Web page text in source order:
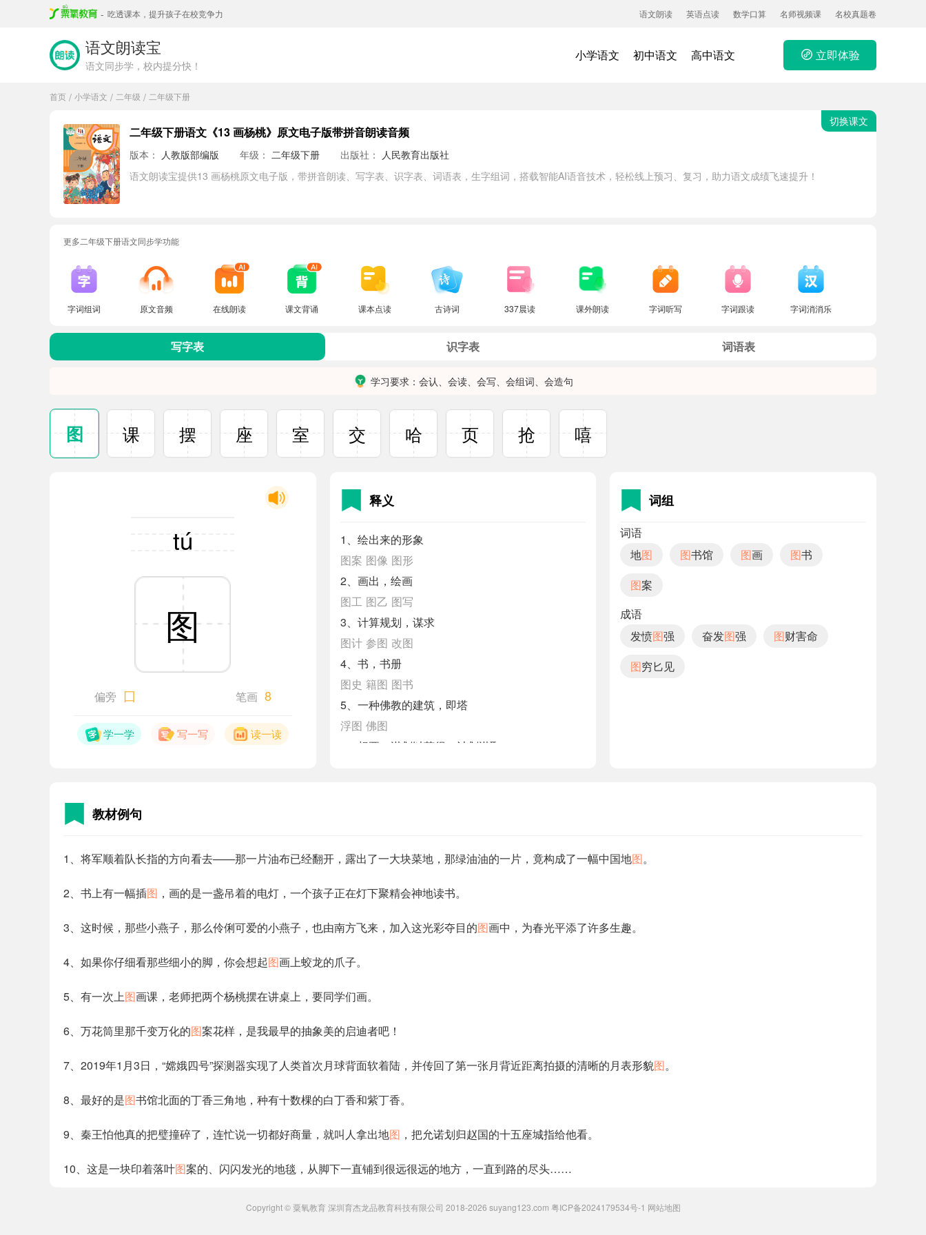
- 吃透课本，提升孩子在校竞争力 语文朗读 英语点读 数学口算 名师视频课 名校真题卷
语文朗读宝
语文同步学，校内提分快！
小学语文 初中语文 高中语文 立即体验
首页 / 小学语文 / 二年级 / 二年级下册
二年级下册语文《13 画杨桃》原文电子版带拼音朗读音频
版本： 人教版部编版 年级： 二年级下册 出版社： 人民教育出版社
语文朗读宝提供13 画杨桃原文电子版，带拼音朗读、写字表、识字表、词语表，生字组词，搭载智能AI语音技术，轻松线上预习、复习，助力语文成绩飞速提升！
切换课文
更多二年级下册语文同步学功能
字词组词 原文音频 在线朗读 课文背诵 课本点读 古诗词 337晨读 课外朗读 字词听写 字词跟读 字词消消乐
写字表 识字表 词语表
学习要求：会认、会读、会写、会组词、会造句
图 课 摆 座 室 交 哈 页 抢 嘻
tú
图
偏旁 囗 笔画 8
学一学 写一写 读一读
释义
1、绘出来的形象
图案 图像 图形
2、画出，绘画
图工 图乙 图写
3、计算规划，谋求
图计 参图 改图
4、书，书册
图史 籍图 图书
5、一种佛教的建筑，即塔
浮图 佛图
6、想要，谋划以获得，计划谋取
词组
词语
地图 图书馆 图画 图书
图案
成语
发愤图强 奋发图强 图财害命
图穷匕见
教材例句
1、将军顺着队长指的方向看去——那一片油布已经翻开，露出了一大块菜地，那绿油油的一片，竟构成了一幅中国地图。
2、书上有一幅插图 ，画的是一盏吊着的电灯，一个孩子正在灯下聚精会神地读书。
3、这时候，那些小燕子，那么伶俐可爱的小燕子，也由南方飞来，加入这光彩夺目的图画中，为春光平添了许多生趣。
4、如果你仔细看那些细小的脚，你会想起图画上蛟龙的爪子。
5、有一次上图画课，老师把两个杨桃摆在讲桌上，要同学们画。
6、万花筒里那千变万化的图案花样，是我最早的抽象美的启迪者吧！
7、2019年1月3日，“嫦娥四号”探测器实现了人类首次月球背面软着陆，并传回了第一张月背近距离拍摄的清晰的月表形貌图。
8、最好的是图书馆北面的丁香三角地，种有十数棵的白丁香和紫丁香。
9、秦王怕他真的把璧撞碎了，连忙说一切都好商量，就叫人拿出地图 ，把允诺划归赵国的十五座城指给他看。
10、这是一块印着落叶图案的、闪闪发光的地毯，从脚下一直铺到很远很远的地方，一直到路的尽头……
Copyright © 粟氧教育 深圳育杰龙品教育科技有限公司 2018-2026 suyang123.com 粤ICP备2024179534号-1 网站地图